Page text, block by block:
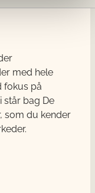
med hele
fokus på
står bag De
som du kender